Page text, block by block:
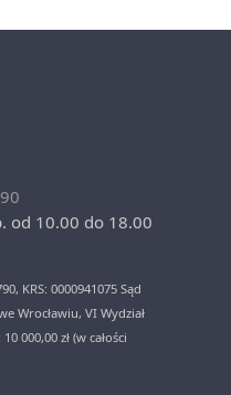
od 10.00 do 18.00
KRS: 0000941075 Sąd
Wrocławiu, VI Wydział
000,00 zł (w całości